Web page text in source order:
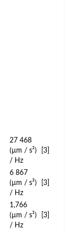
27 468
(µm / s²)
/ Hz
[3]
6 867
(µm / s²)
/ Hz
[3]
1,766
(µm / s²)
/ Hz
[3]